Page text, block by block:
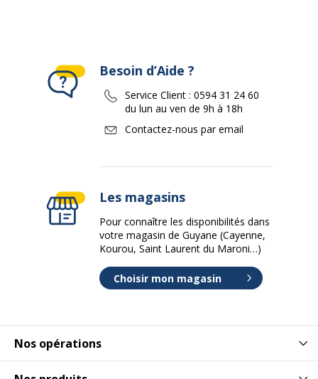
Nos opérations
Besoin d’Aide ?
Service Client : 0594 31 24 60
du lun au ven de 9h à 18h
Contactez-nous par email
Les magasins
Pour connaître les disponibilités dans
votre magasin de Guyane (Cayenne,
Kourou, Saint Laurent du Maroni…)
Choisir mon magasin